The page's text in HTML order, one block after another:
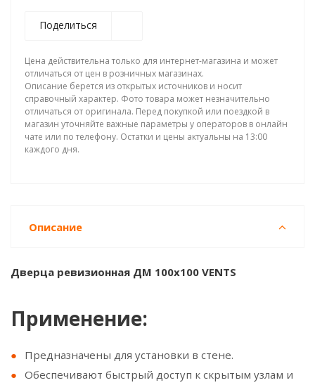
Поделиться
Цена действительна только для интернет-магазина и может
отличаться от цен в розничных магазинах.
Описание берется из открытых источников и носит
справочный характер. Фото товара может незначительно
отличаться от оригинала. Перед покупкой или поездкой в
магазин уточняйте важные параметры у операторов в онлайн
чате или по телефону. Остатки и цены актуальны на 13:00
каждого дня.
Описание
Дверца ревизионная ДМ 100x100 VENTS
Применение:
Предназначены для установки в стене.
Обеспечивают быстрый доступ к скрытым узлам и